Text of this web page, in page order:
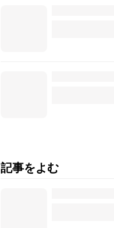
記事をよむ